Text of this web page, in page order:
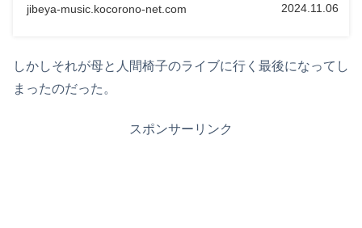
jibeya-music.kocorono-net.com 2024.11.06
しかしそれが母と人間椅子のライブに行く最後になってし
まったのだった。
スポンサーリンク